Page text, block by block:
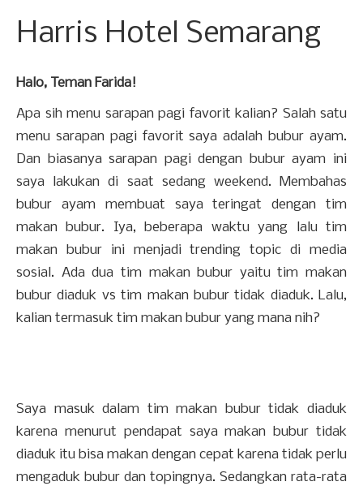
Harris Hotel Semarang
Halo, Teman Farida!
Apa sih menu sarapan pagi favorit kalian? Salah satu
menu sarapan pagi favorit saya adalah bubur ayam.
Dan biasanya sarapan pagi dengan bubur ayam ini
saya lakukan di saat sedang weekend. Membahas
bubur ayam membuat saya teringat dengan tim
makan bubur. Iya, beberapa waktu yang lalu tim
makan bubur ini menjadi trending topic di media
sosial. Ada dua tim makan bubur yaitu tim makan
bubur diaduk vs tim makan bubur tidak diaduk. Lalu,
kalian termasuk tim makan bubur yang mana nih?
Saya masuk dalam tim makan bubur tidak diaduk
karena menurut pendapat saya makan bubur tidak
diaduk itu bisa makan dengan cepat karena tidak perlu
mengaduk bubur dan topingnya. Sedangkan rata-rata